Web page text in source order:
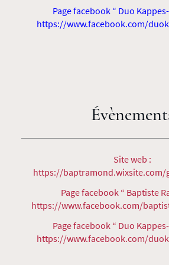
Page facebook “ Duo
https://www.facebook.com/
Site web :
https://baptramond.wixsite.com/
Page facebook “ Baptiste
https://www.facebook.com/
Page facebook “ Duo
https://www.facebook.com/